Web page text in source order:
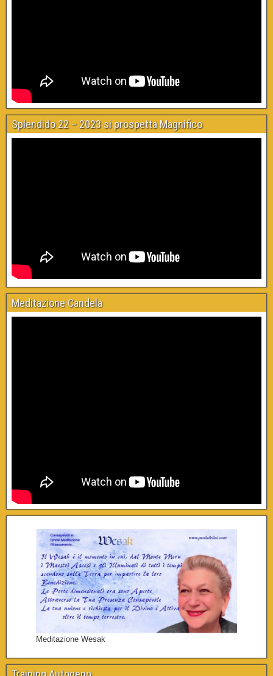
Splendido 22 – 2023 si prospetta Magnifico
Meditazione Candela
Meditazione Wesak